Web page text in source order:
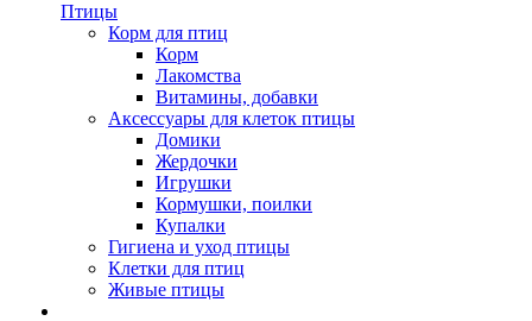
Птицы
Корм для птиц
Корм
Лакомства
Витамины, добавки
Аксессуары для клеток птицы
Домики
Жердочки
Игрушки
Кормушки, поилки
Купалки
Гигиена и уход птицы
Клетки для птиц
Живые птицы